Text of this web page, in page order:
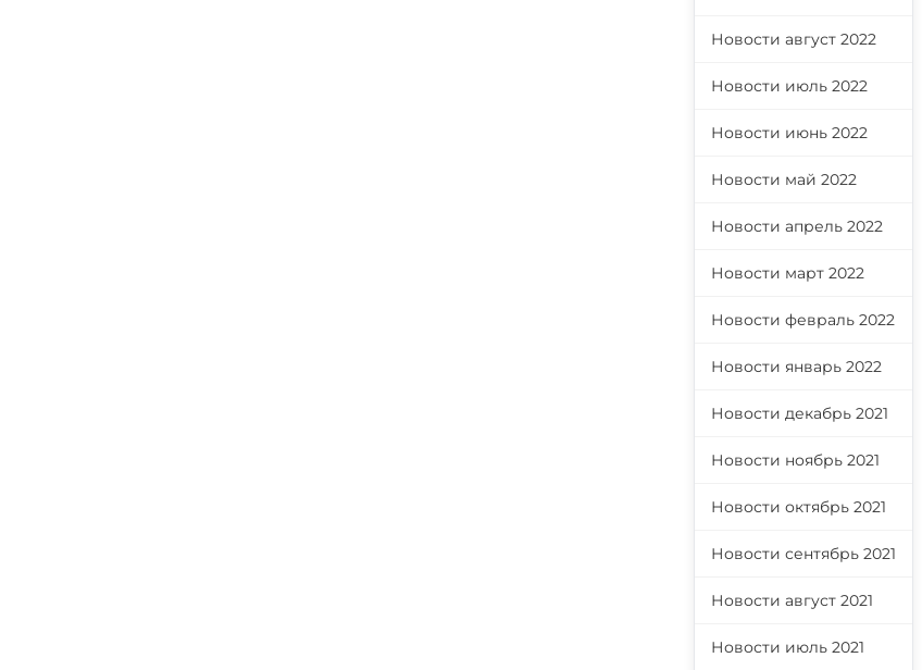
Новости август 2022
Новости июль 2022
Новости июнь 2022
Новости май 2022
Новости апрель 2022
Новости март 2022
Новости февраль 2022
Новости январь 2022
Новости декабрь 2021
Новости ноябрь 2021
Новости октябрь 2021
Новости сентябрь 2021
Новости август 2021
Новости июль 2021